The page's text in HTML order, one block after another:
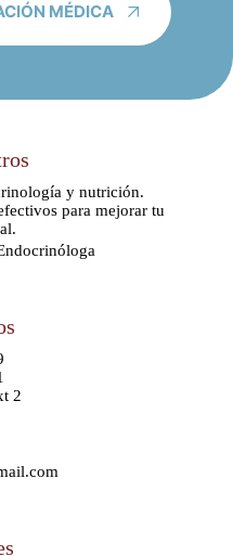
MÉDICA
y nutrición.
para mejorar tu
2